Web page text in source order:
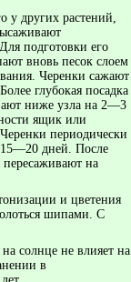
у других растений,
подготовки его
вновь песок слоем
Черенки сажают
глубокая посад­ка
ниже узла на 2—3
ящик или
периодически
15—20 дней. После
пересаживают на
и цветения
шипами. С
солнце не влияет на
в